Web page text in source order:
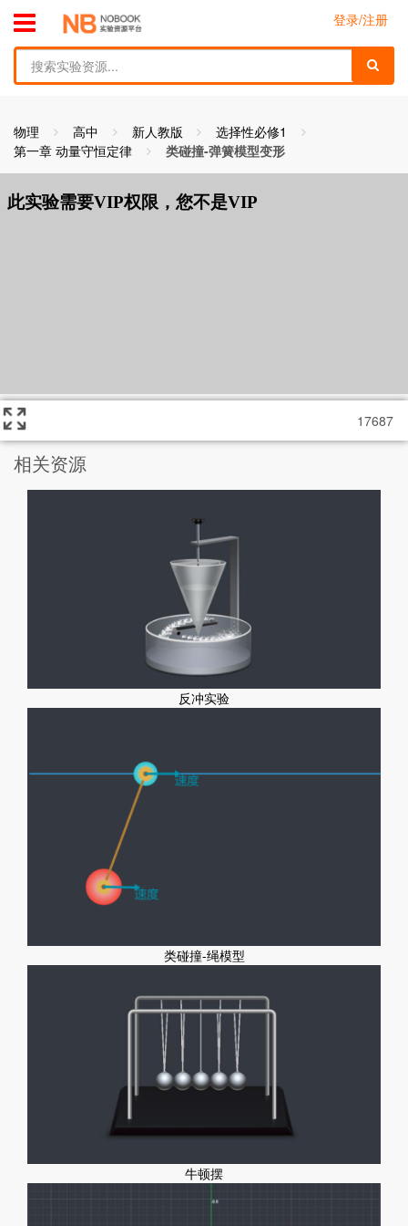
toggle menu
find
登录/注册
物理 高中 新人教版
选择性必修1
第一章 动量守恒定律
类碰撞-弹簧模型变形
17687
相关资源
反冲实验
类碰撞-绳模型
牛顿摆